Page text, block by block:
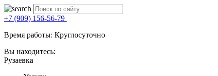
+7 (909) 156-56-79
Время работы: Круглосуточно
Вы находитесь:
Рузаевка